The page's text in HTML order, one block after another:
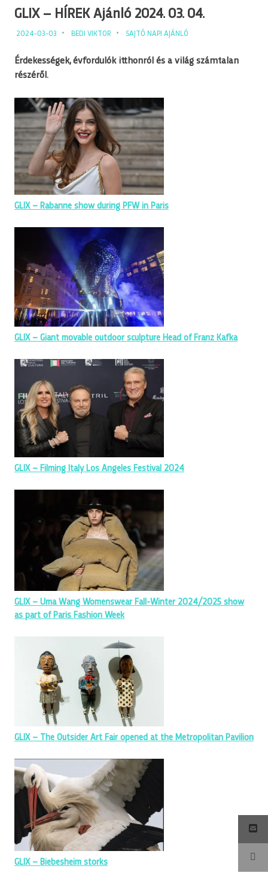
GLIX – HÍREK Ajánló 2024. 03. 04.
2024-03-03 BEDI VIKTOR SAJTÓ NAPI AJÁNLÓ
Érdekességek, évfordulók itthonról és a világ számtalan
részéről.
GLIX – Rabanne show during PFW in Paris
GLIX – Giant movable outdoor sculpture Head of Franz Kafka
GLIX – Filming Italy Los Angeles Festival 2024
GLIX – Uma Wang Womenswear Fall-Winter 2024/2025 show
as part of Paris Fashion Week
GLIX – The Outsider Art Fair opened at the Metropolitan Pavilion
GLIX – Biebesheim storks